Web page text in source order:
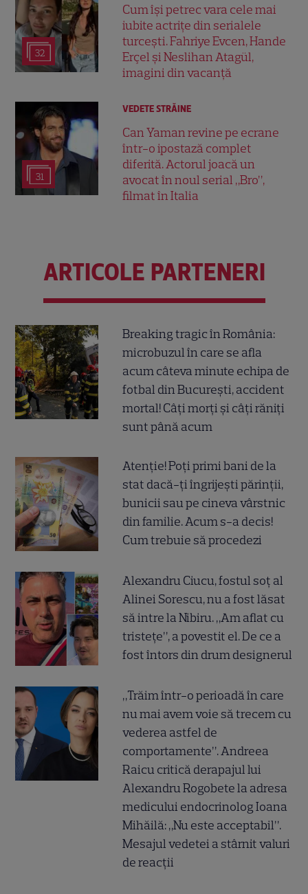
32
Cum își petrec vara cele mai
iubite actrițe din serialele
turcești. Fahriye Evcen, Hande
Erçel și Neslihan Atagül,
imagini din vacanță
31
VEDETE STRĂINE
Can Yaman revine pe ecrane
într-o ipostază complet
diferită. Actorul joacă un
avocat în noul serial „Bro”,
filmat în Italia
ARTICOLE PARTENERI
Breaking tragic în România:
microbuzul în care se afla
acum câteva minute echipa de
fotbal din București, accident
mortal! Câți morți și câți răniți
sunt până acum
Atenție! Poți primi bani de la
stat dacă-ți îngrijești părinții,
bunicii sau pe cineva vârstnic
din familie. Acum s-a decis!
Cum trebuie să procedezi
Alexandru Ciucu, fostul soț al
Alinei Sorescu, nu a fost lăsat
să intre la Nibiru. „Am aflat cu
tristețe”, a povestit el. De ce a
fost întors din drum designerul
„Trăim într-o perioadă în care
nu mai avem voie să trecem cu
vederea astfel de
comportamente”. Andreea
Raicu critică derapajul lui
Alexandru Rogobete la adresa
medicului endocrinolog Ioana
Mihăilă: „Nu este acceptabil”.
Mesajul vedetei a stârnit valuri
de reacții